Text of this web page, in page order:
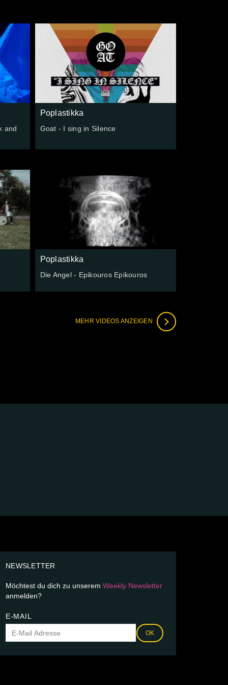
and
Poplastikka
Goat - I sing in Silence
Poplastikka
Die Angel - Epikouros Epikouros
MEHR VIDEOS ANZEIGEN
NEWSLETTER
Möchtest du dich zu unserem Weekly Newsletter
anmelden?
E-MAIL
OK